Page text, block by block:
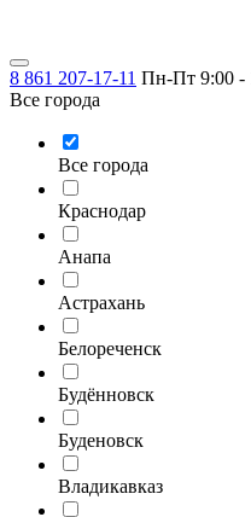
8 861 207-17-11 Пн-Пт 9:00 -
Все города
Все города
Краснодар
Анапа
Астрахань
Белореченск
Будённовск
Буденовск
Владикавказ